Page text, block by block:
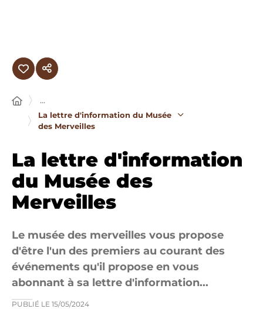
...
La lettre d'information du Musée
des Merveilles
La lettre d'information
du Musée des
Merveilles
Le musée des merveilles vous propose
d'être l'un des premiers au courant des
événements qu'il propose en vous
abonnant à sa lettre d'information...
PUBLIÉ LE 15/05/2024